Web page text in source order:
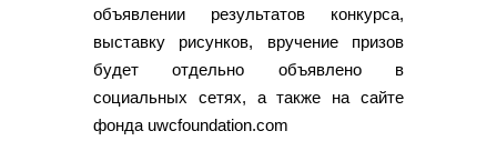
объявлении результатов конкурса,
выставку рисунков, вручение призов
будет отдельно объявлено в
социальных сетях, а также на сайте
фонда uwcfoundation.com